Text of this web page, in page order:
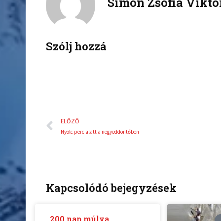
b
t
Szólj hozzá
Előző
ELŐZŐ
Nyolc perc alatt a negyeddöntőben
Kapcsolódó bejegyzések